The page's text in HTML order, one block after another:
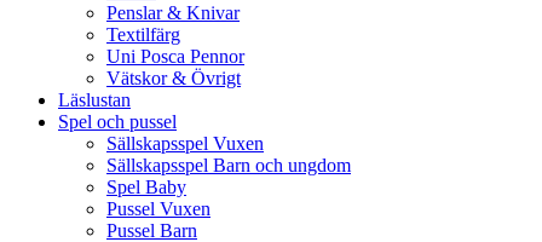
Penslar & Knivar
Textilfärg
Uni Posca Pennor
Vätskor & Övrigt
Läslustan
Spel och pussel
Sällskapsspel Vuxen
Sällskapsspel Barn och ungdom
Spel Baby
Pussel Vuxen
Pussel Barn